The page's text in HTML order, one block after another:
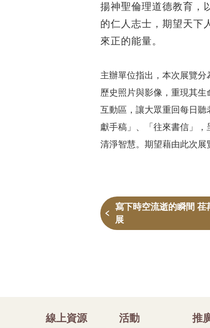
揚神聖倫理道德教育，
的仁人志士，期望天下
來正的能量。
主辦單位指出，本次展覽
歷史照片與影像，重現其
互動區，讓大眾重回每日
獻手稿」、「往來書信」
清淨智慧。期望藉由此次展
寫下時空流逝的瞬間 荏
展
線上資源 活動 推